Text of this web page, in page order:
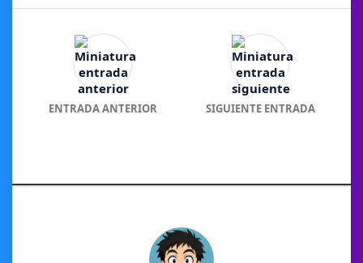
ENTRADA ANTERIOR SIGUIENTE ENTRADA